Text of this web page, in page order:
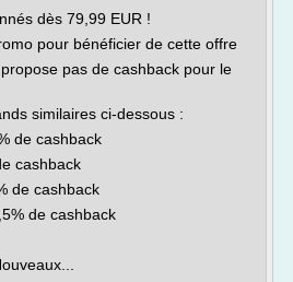
dès 79,99 EUR !
pour bénéficier de cette offre
pas de cashback pour le
similaires ci-dessous :
de cashback
cashback
de cashback
de cashback